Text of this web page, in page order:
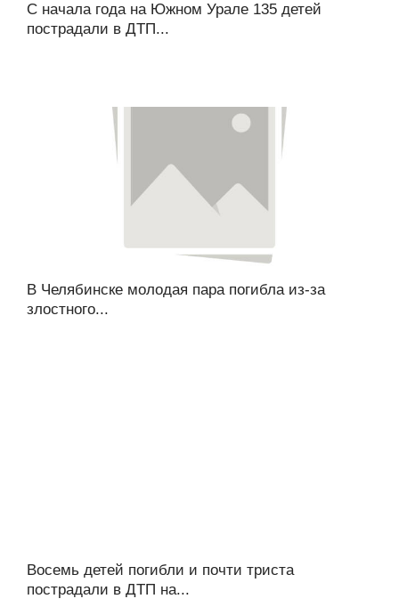
С начала года на Южном Урале 135 детей
пострадали в ДТП...
В Челябинске молодая пара погибла из-за
злостного...
Восемь детей погибли и почти триста
пострадали в ДТП на...